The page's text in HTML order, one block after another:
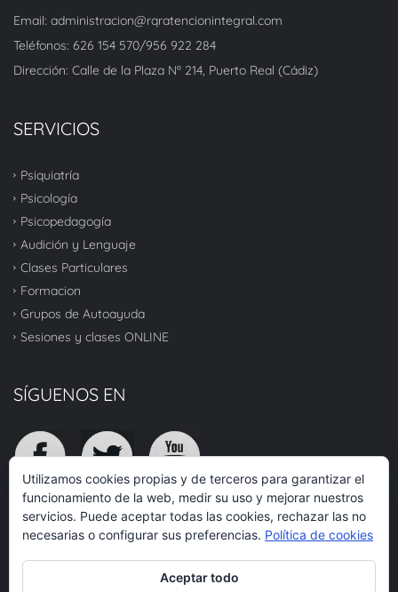
Email: administracion@rqratencionintegral.com
Teléfonos: 626 154 570/956 922 284
Dirección: Calle de la Plaza Nº 214, Puerto Real (Cádiz)
SERVICIOS
Psiquiatría
Psicología
Psicopedagogía
Audición y Lenguaje
Clases Particulares
Formacion
Grupos de Autoayuda
Sesiones y clases ONLINE
SÍGUENOS EN
TOP
Utilizamos cookies propias y de terceros para garantizar el
funcionamiento de la web, medir su uso y mejorar nuestros
servicios. Puede aceptar todas las cookies, rechazar las no
necesarias o configurar sus preferencias. Política de cookies
Aceptar todo